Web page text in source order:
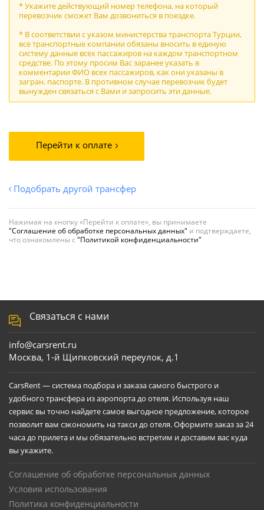
* Укажите действующий номер телефона, на который
перевозчик сможет Вам дозвониться в поездке.
* В соответствии с указом министерства транспорта Турции,
все транспортные компании обязаны вносить в единую
систему данные всех пассажиров на каждом транспортном
средстве. По этому просим Вас заранее указать в
комментарии ФИО всех пассажиров, как они указаны в
загран. паспорте. В противном случае перевозчик будет
вынужден связаться с Вами и запросить эти данные.
Перейти к оплате
Подобрать другой трансфер
Нажимая на кнопку «Перейти к оплате», вы принимаете
"Соглашение об обработке персональных данных" и подтверждаете,
что ознакомлены с "Политикой конфиденциальности"
Связаться с нами
info@carsrent.ru
Москва, 1-й Щипковский переулок, д.1
CarsRent — система подбора и заказа самого быстрого и
удобного трансфера из аэропорта до отеля. Используя наш
сервис вы точно найдете самое выгодное предложение, которое
позволит вам сэкономить на такси до отеля. Оформите заказ за 24
часа до прилета и мы обязательно встретим и доставим вас куда
вы укажите.
Соглашение об обработке персональных данных
Условия использования
Политика конфиденциальности